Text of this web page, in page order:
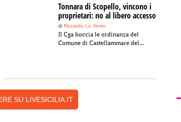
Tonnara di Scopello, vincono i
proprietari: no al libero accesso
diRiccardo Lo Verso
Il Cga boccia le ordinanza del
Comune di Castellammare del...
SU LIVESICILIA.IT